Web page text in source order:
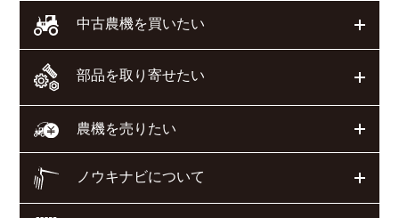
中古農機を買いたい
部品を取り寄せたい
農機を売りたい
ノウキナビについて